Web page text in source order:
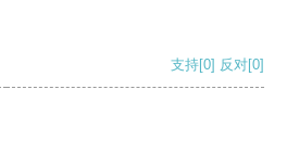
支持[0] 反对[0]